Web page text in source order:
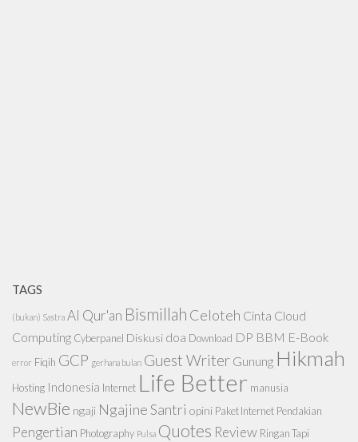
TAGS
(bukan) Sastra Al Qur'an Bismillah Celoteh Cinta Cloud
Computing Cyberpanel Diskusi doa Download DP BBM E-Book
error Fiqih GCP gerhana bulan Guest Writer Gunung Hikmah
Hosting Indonesia Internet Life Better manusia
NewBie ngaji Ngajine Santri opini Paket Internet Pendakian
Pengertian Photography Pulsa Quotes Review Ringan Tapi